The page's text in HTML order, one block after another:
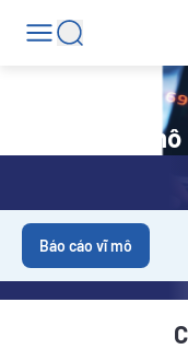
Báo cáo vĩ mô
Báo cáo vĩ mô